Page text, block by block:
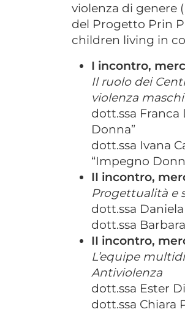
violenza di genere
del Progetto Prin
children living in
I incontro,
Il ruolo dei
violenza
dott.ssa
Donna”
dott.ssa Ivana
“Impegno
II incontro,
Progettualità e
dott.ssa
dott.ssa
II incontro,
L’equipe
Antiviolenza
dott.ssa Ester
dott.ssa Chiara